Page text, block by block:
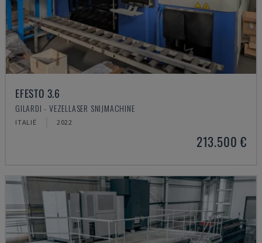
EFESTO 3.6
GILARDI - VEZELLASER SNIJMACHINE
ITALIË 2022
213.500 €